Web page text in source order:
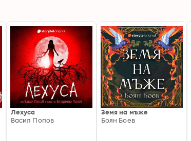
Лехуса
Васил Попов
Земя на мъже
Боян Боев